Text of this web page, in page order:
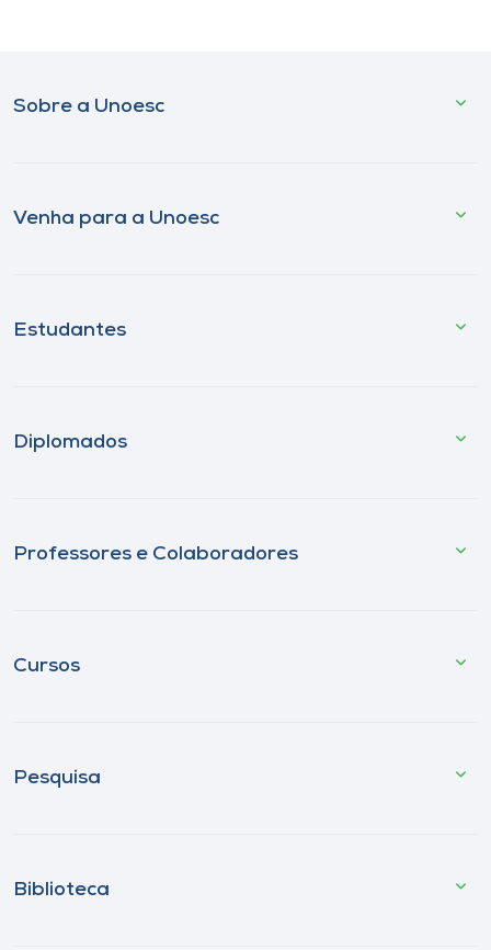
Sobre a Unoesc
Venha para a Unoesc
Estudantes
Diplomados
Professores e Colaboradores
Cursos
Pesquisa
Biblioteca